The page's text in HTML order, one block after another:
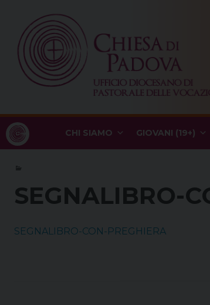
content
CHI SIAMO GIOVANI (19+)
SEGNALIBRO-
SEGNALIBRO-CON-PREGHIERA